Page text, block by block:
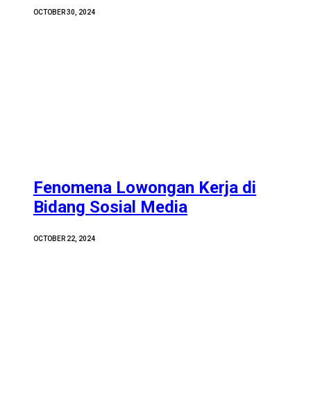
OCTOBER 30, 2024
Fenomena Lowongan Kerja di
Bidang Sosial Media
OCTOBER 22, 2024